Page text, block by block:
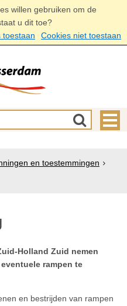
willen gebruiken om de
u dit toe?
toestaan
Cookies niet toestaan
en toestemmingen
Holland Zuid nemen
rampen te
en bestrijden van rampen